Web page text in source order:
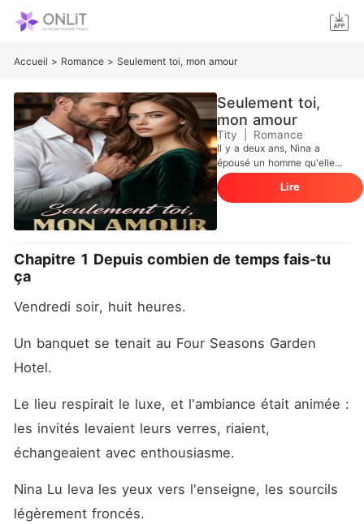
Accueil > Romance > Seulement toi, mon amour
Seulement toi,
mon amour
Tity Romance
Il y a deux ans, Nina a
épousé un homme qu'elle
n'avait jamais rencontré. Elle
ne connaissait ni son nom, ni
son âge ; elle ne savait
union n'était rien de plus
qu'un contrat assorti de
en frappant à la mauvaise
porte, Nina a perdu sa
qu'elle devait payer, elle
décida de rédiger elle-même
une demande de divorce.
enfin son mari pour lui
fut total : cet homme n'était
autre que celui avec qui elle
Lire
Chapitre 1 Depuis combien de temps fais-tu
ça
Vendredi soir, huit heures.
Un banquet se tenait au Four Seasons Garden
Hotel.
Le lieu respirait le luxe, et l'ambiance était animée :
les invités levaient leurs verres, riaient,
échangeaient avec enthousiasme.
Nina Lu leva les yeux vers l'enseigne, les sourcils
légèrement froncés.